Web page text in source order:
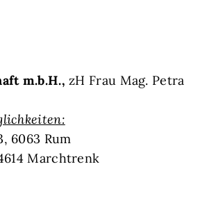
m.b.H.,zH Frau Mag. Petra
6063 Rum
Marchtrenk